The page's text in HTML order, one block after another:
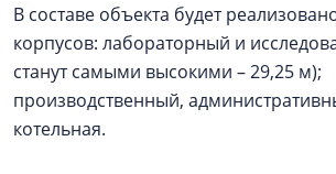
В составе объекта будет
корпусов: лабораторный и
станут самыми высокими – 29,25 м);
производственный,
котельная.